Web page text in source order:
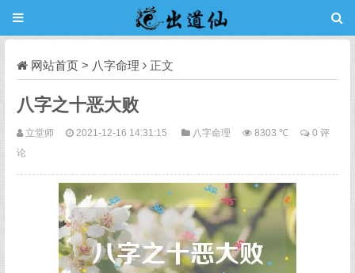
网站首页 > 八字命理 正文
八字之十恶大败
立堂师 2021-12-16 14:31:15 八字命理 8303 ℃
0 评
论